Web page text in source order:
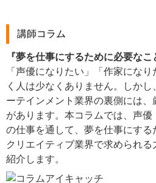
講師コラム
『夢を仕事にするために必要なこ
「声優になりたい」「作家にな
く人は少なくありません。しか
ーテインメント業界の裏側には
があります。本コラムでは、声
の仕事を通して、夢を仕事にする
クリエイティブ業界で求められる
紹介します。